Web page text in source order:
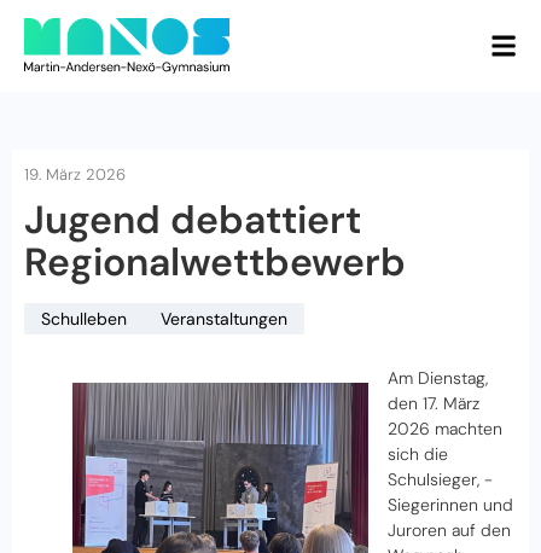
19. März 2026
Jugend debattiert
Regionalwettbewerb
Schulleben Veranstaltungen
Am Dienstag,
den 17. März
2026 machten
sich die
Schulsieger, -
Siegerinnen und
Juroren auf den